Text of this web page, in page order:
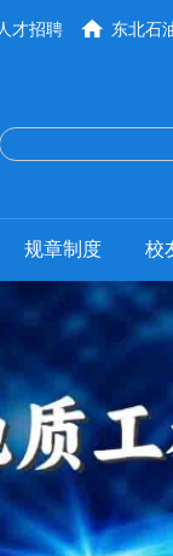
东北石
才招聘
规章制度 校